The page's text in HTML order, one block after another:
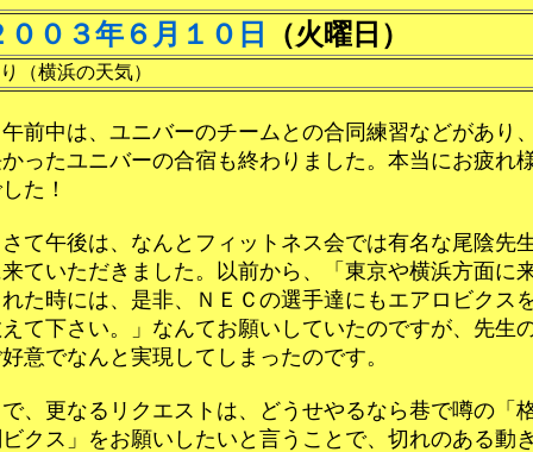
００３年６月１０日 （火曜日）
（横浜の天気）
中は、ユニバーのチームとの合同練習などがあり、
ったユニバーの合宿も終わりました。本当にお疲れ
た！
午後は、なんとフィットネス会では有名な尾陰先
ていただきました。以前から、「東京や横浜方面に
た時には、是非、ＮＥＣの選手達にもエアロビクス
て下さい。」なんてお願いしていたのですが、先生
意でなんと実現してしまったのです。
更なるリクエストは、どうせやるなら巷で噂の「
クス」をお願いしたいと言うことで、切れのある動き